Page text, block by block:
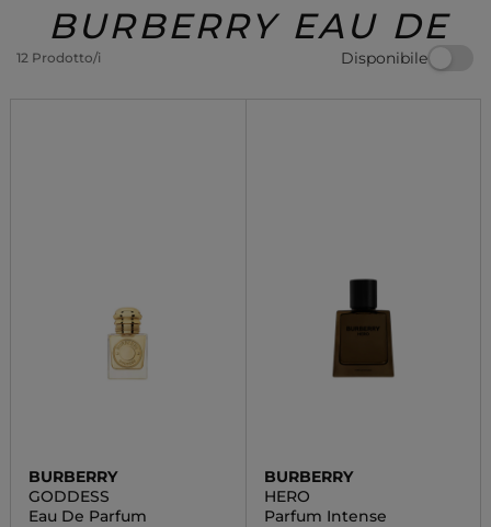
Regalo
BURBERRY EAU DE
12 Prodotto/i Disponibile
BURBERRY
GODDESS
Eau De Parfum
BURBERRY
HERO
Parfum Intense